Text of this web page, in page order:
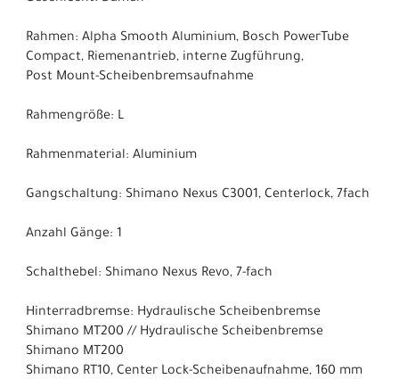
Rahmen: Alpha Smooth Aluminium, Bosch PowerTube
Compact, Riemenantrieb, interne Zugführung,
Post Mount-Scheibenbremsaufnahme
Rahmengröße: L
Rahmenmaterial: Aluminium
Gangschaltung: Shimano Nexus C3001, Centerlock, 7fach
Anzahl Gänge: 1
Schalthebel: Shimano Nexus Revo, 7-fach
Hinterradbremse: Hydraulische Scheibenbremse
Shimano MT200 // Hydraulische Scheibenbremse
Shimano MT200
Shimano RT10, Center Lock-Scheibenaufnahme, 160 mm